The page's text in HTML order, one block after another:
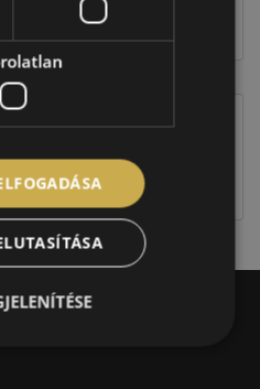
adatok tájékoztató
még a korábbi EU-s
kiszállításra.